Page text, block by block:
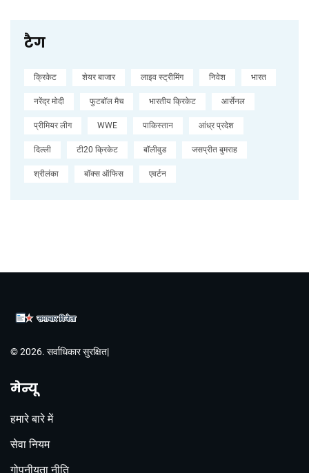
टैग
क्रिकेट शेयर बाजार लाइव स्ट्रीमिंग निवेश भारत
नरेंद्र मोदी फुटबॉल मैच भारतीय क्रिकेट आर्सेनल
प्रीमियर लीग WWE पाकिस्तान आंध्र प्रदेश
दिल्ली टी20 क्रिकेट बॉलीवुड जसप्रीत बुमराह
श्रीलंका बॉक्स ऑफिस एवर्टन
© 2026. सर्वाधिकार सुरक्षित|
मेन्यू
हमारे बारे में
सेवा नियम
गोपनीयता नीति